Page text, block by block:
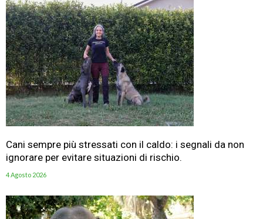
Cani sempre più stressati con il caldo: i segnali da non
ignorare per evitare situazioni di rischio.
4 Agosto 2026